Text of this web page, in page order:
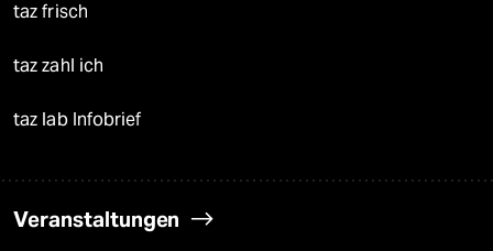
taz frisch
taz zahl ich
taz lab Infobrief
Veranstaltungen